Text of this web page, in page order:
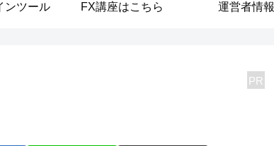
ンツール FX講座はこちら 運営者情報
PR